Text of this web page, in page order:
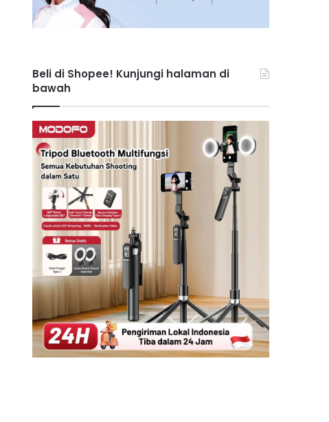
Beli di Shopee! Kunjungi halaman di
bawah